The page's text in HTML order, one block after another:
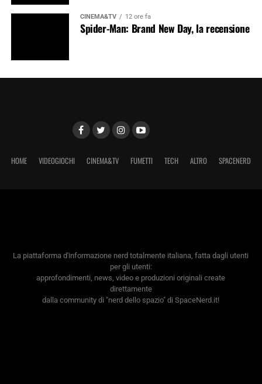
CINEMA&TV 12 ore fa
Spider-Man: Brand New Day, la recensione
HOME VIDEOGIOCHI CINEMA&TV FUMETTI TECH ALTRO SPACENERD
La piattaforma d'informazione nerd totalmente italiana, fatta dagli utenti
per gli utenti:
approfondimenti, news, video e produzioni originali create
direttamente
dalla community di "nerd dello spazio" di SpaceNerd.it!